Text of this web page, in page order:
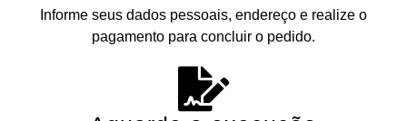
Informe seus dados pessoais, endereço e realize o
pagamento para concluir o pedido.